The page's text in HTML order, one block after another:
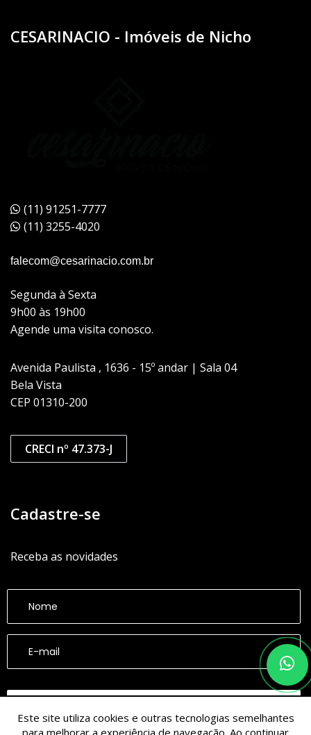
CESARINACIO - Imóveis de Nicho
(11) 91251-7777
(11) 3255-4020
falecom@cesarinacio.com.br
Segunda à Sexta
9h00 às 19h00
Agende uma visita conosco.
Avenida Paulista , 1636 - 15º andar | Sala 04
Bela Vista
CEP 01310-200
CRECI nº 47.373-J
Cadastre-se
Receba as novidades
Este site utiliza cookies e outras tecnologias semelhantes
para melhorar a experiência de navegação. Ao continuar